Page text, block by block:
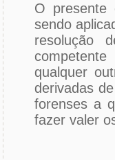
O presente
sendo
resolução
qualquer
derivadas
forenses a
fazer valer